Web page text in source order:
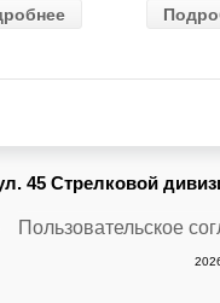
W
45 Стрелковой
Пользовательское